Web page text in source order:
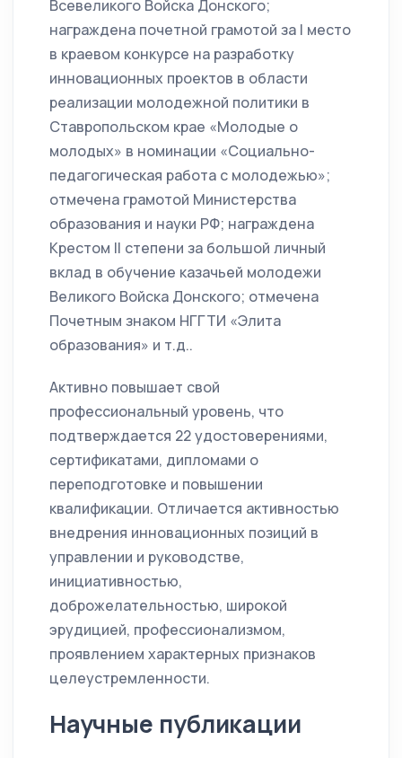
Всевеликого Войска Донского;
награждена почетной грамотой за I место
в краевом конкурсе на разработку
инновационных проектов в области
реализации молодежной политики в
Ставропольском крае «Молодые о
молодых» в номинации «Социально-
педагогическая работа с молодежью»;
отмечена грамотой Министерства
образования и науки РФ; награждена
Крестом II степени за большой личный
вклад в обучение казачьей молодежи
Великого Войска Донского; отмечена
Почетным знаком НГГТИ «Элита
образования» и т.д..
Активно повышает свой
профессиональный уровень, что
подтверждается 22 удостоверениями,
сертификатами, дипломами о
переподготовке и повышении
квалификации. Отличается активностью
внедрения инновационных позиций в
управлении и руководстве,
инициативностью,
доброжелательностью, широкой
эрудицией, профессионализмом,
проявлением характерных признаков
целеустремленности.
Научные публикации